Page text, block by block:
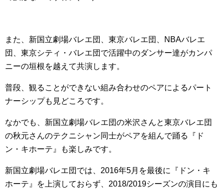
また、新国立劇場バレエ団、東京バレエ団、NBAバレエ
団、東京シティ・バレエ団で活躍中のダンサー達がカンパ
ニーの垣根を越えて共演します。
普段、観ることができない組み合わせのペアによるパート
ナーシップも見どころです。
なかでも、新国立劇場バレエ団の米沢さんと東京バレエ団
の秋元さんのテクニシャン同士がペアを組んで踊る『ド
ン・キホーテ』も楽しみです。
新国立劇場バレエ団では、2016年5月を最後に『ドン・キ
ホーテ』を上演しておらず、2018/2019シーズンの演目にも